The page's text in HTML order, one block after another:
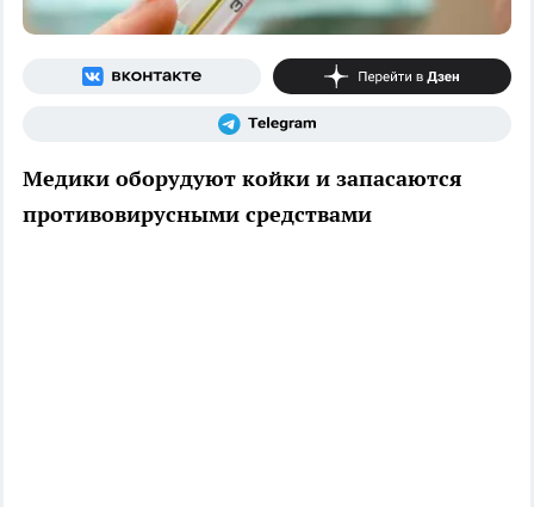
Медики оборудуют койки и запасаются
противовирусными средствами